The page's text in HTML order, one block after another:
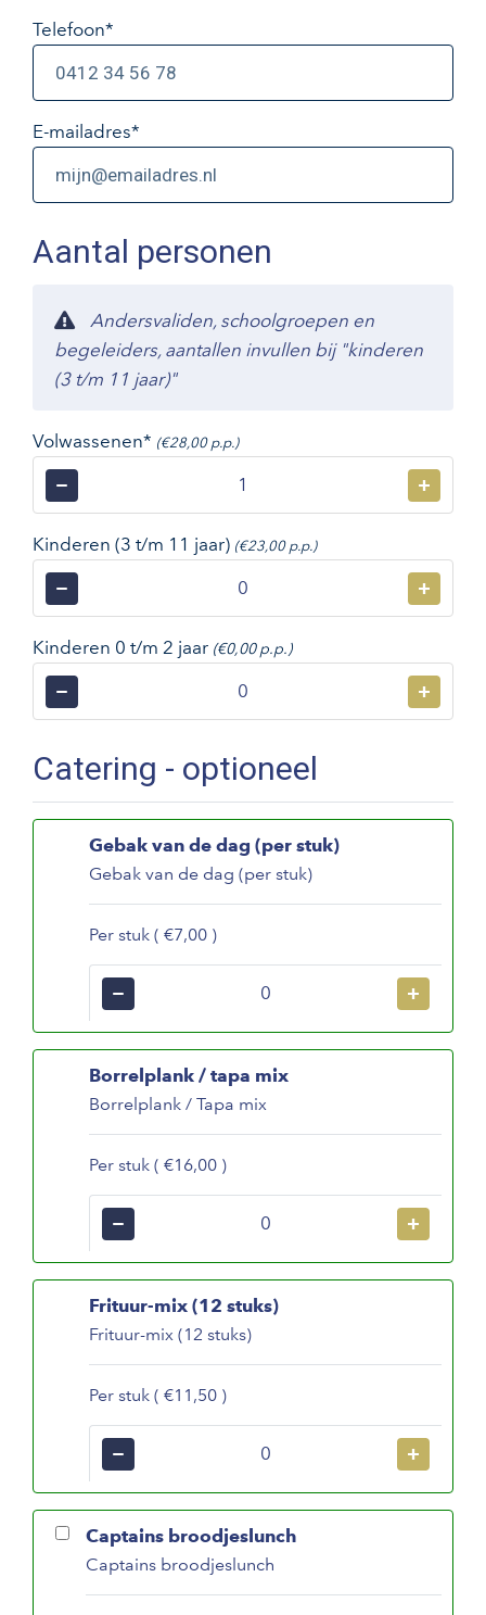
Telefoon*
E-mailadres*
Aantal personen
Andersvaliden, schoolgroepen en
begeleiders, aantallen invullen bij "kinderen
(3 t/m 11 jaar)"
Volwassenen* (€28,00 p.p.)
− +
Kinderen (3 t/m 11 jaar) (€23,00 p.p.)
− +
Kinderen 0 t/m 2 jaar (€0,00 p.p.)
− +
Catering - optioneel
Gebak van de dag (per stuk)
Gebak van de dag (per stuk)
Per stuk ( €7,00 )
− +
Borrelplank / tapa mix
Borrelplank / Tapa mix
Per stuk ( €16,00 )
− +
Frituur-mix (12 stuks)
Frituur-mix (12 stuks)
Per stuk ( €11,50 )
− +
Captains broodjeslunch
Captains broodjeslunch